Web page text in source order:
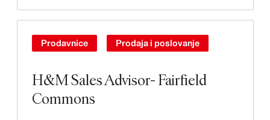
H&M Sales Advisor- Fairfield
Commons
Prodavnice Prodaja i poslovanje